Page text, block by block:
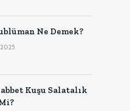
Ne Demek?
Kuşu Salatalık